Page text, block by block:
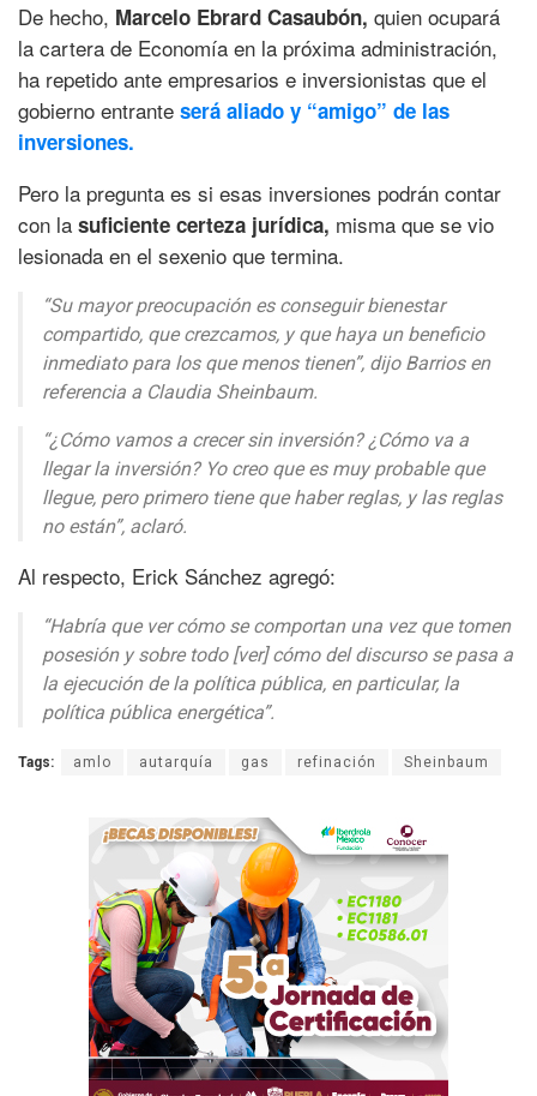
De hecho, Marcelo Ebrard Casaubón, quien ocupará
la cartera de Economía en la próxima administración,
ha repetido ante empresarios e inversionistas que el
gobierno entrante será aliado y “amigo” de las
inversiones.
Pero la pregunta es si esas inversiones podrán contar
con la suficiente certeza jurídica, misma que se vio
lesionada en el sexenio que termina.
“Su mayor preocupación es conseguir bienestar
compartido, que crezcamos, y que haya un beneficio
inmediato para los que menos tienen”, dijo Barrios en
referencia a Claudia Sheinbaum.
“¿Cómo vamos a crecer sin inversión? ¿Cómo va a
llegar la inversión? Yo creo que es muy probable que
llegue, pero primero tiene que haber reglas, y las reglas
no están”, aclaró.
Al respecto, Erick Sánchez agregó:
“Habría que ver cómo se comportan una vez que tomen
posesión y sobre todo [ver] cómo del discurso se pasa a
la ejecución de la política pública, en particular, la
política pública energética”.
Tags: amlo autarquía gas refinación Sheinbaum